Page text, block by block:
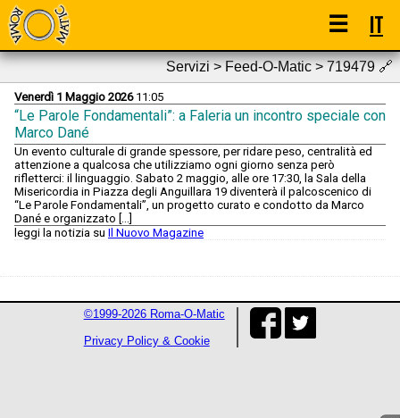
☰ IT
Servizi > Feed-O-Matic > 719479🔗
Venerdì 1 Maggio 202611:05
“Le Parole Fondamentali”: a Faleria un incontro speciale con
Marco Dané
Un evento culturale di grande spessore, per ridare peso, centralità ed
attenzione a qualcosa che utilizziamo ogni giorno senza però
rifletterci: il linguaggio. Sabato 2 maggio, alle ore 17:30, la Sala della
Misericordia in Piazza degli Anguillara 19 diventerà il palcoscenico di
“Le Parole Fondamentali”, un progetto curato e condotto da Marco
Dané e organizzato […]
leggi la notizia su Il Nuovo Magazine
©1999-2026 Roma-O-Matic
Privacy Policy & Cookie